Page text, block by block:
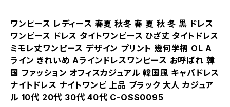
ワンピース レディース 春夏 秋冬 春 夏 秋 冬 黒 ドレス
ワンピース ドレス タイトワンピース ひざ丈 タイトドレス
ミモレ丈ワンピース デザイン プリント 幾何学柄 OL A
ライン きれいめ Aラインドレスワンピース お呼ばれ 韓
国 ファッション オフィスカジュアル 韓国風 キャバドレス
ナイトドレス ナイトワンピ 上品 ブラック 大人 カジュア
ル 10代 20代 30代 40代 C-OSS0095